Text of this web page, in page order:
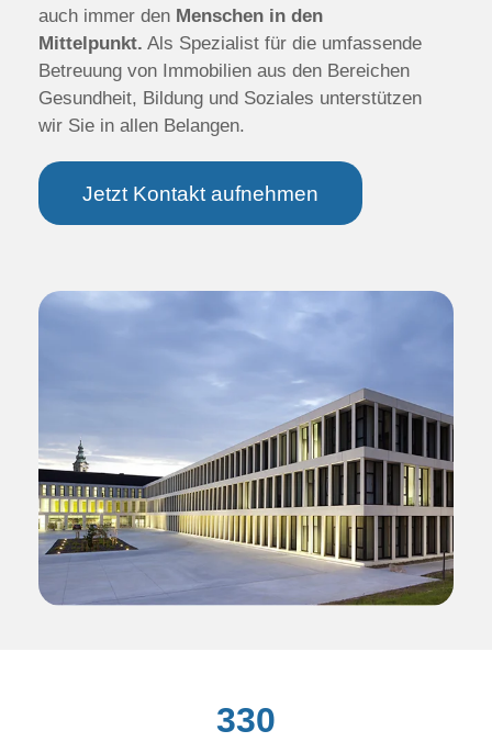
Hygiene & Gebäudeservice
Immobilien
Objektsicherheit
Immobiliensuche
auch immer den Menschen in den
Mittelpunkt. Als Spezialist für die umfassende
Betreuung von Immobilien aus den Bereichen
Gesundheit, Bildung und Soziales unterstützen
wir Sie in allen Belangen.
Jetzt Kontakt aufnehmen
330